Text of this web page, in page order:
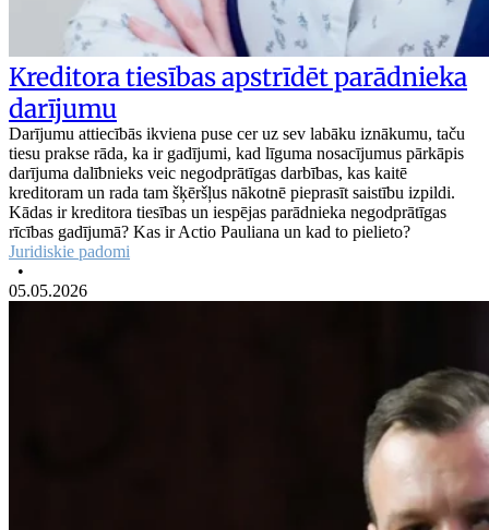
Kreditora tiesības apstrīdēt parādnieka
darījumu
Darījumu attiecībās ikviena puse cer uz sev labāku iznākumu, taču
tiesu prakse rāda, ka ir gadījumi, kad līguma nosacījumus pārkāpis
darījuma dalībnieks veic negodprātīgas darbības, kas kaitē
kreditoram un rada tam šķēršļus nākotnē pieprasīt saistību izpildi.
Kādas ir kreditora tiesības un iespējas parādnieka negodprātīgas
rīcības gadījumā? Kas ir Actio Pauliana un kad to pielieto?
Juridiskie padomi
•
05.05.2026